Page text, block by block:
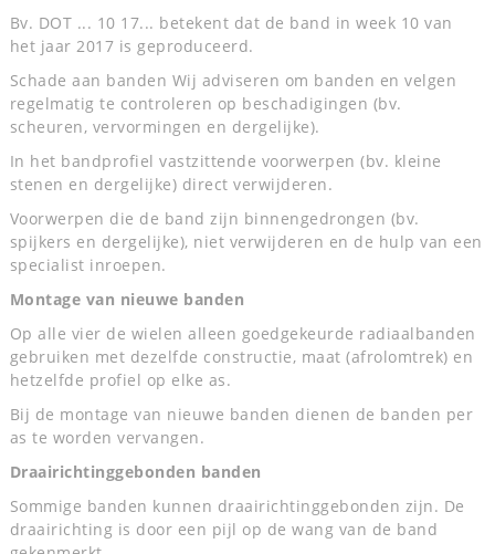
Bv. DOT ... 10 17... betekent dat de band in week 10 van
het jaar 2017 is geproduceerd.
Schade aan banden Wij adviseren om banden en velgen
regelmatig te controleren op beschadigingen (bv.
scheuren, vervormingen en dergelijke).
In het bandprofiel vastzittende voorwerpen (bv. kleine
stenen en dergelijke) direct verwijderen.
Voorwerpen die de band zijn binnengedrongen (bv.
spijkers en dergelijke), niet verwijderen en de hulp van een
specialist inroepen.
Montage van nieuwe banden
Op alle vier de wielen alleen goedgekeurde radiaalbanden
gebruiken met dezelfde constructie, maat (afrolomtrek) en
hetzelfde profiel op elke as.
Bij de montage van nieuwe banden dienen de banden per
as te worden vervangen.
Draairichtinggebonden banden
Sommige banden kunnen draairichtinggebonden zijn. De
draairichting is door een pijl op de wang van de band